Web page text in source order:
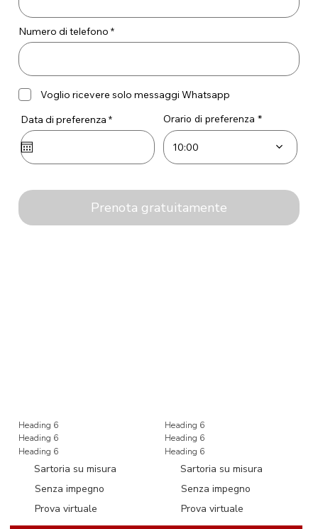
Heading 6
Heading 6
Heading 6
Sartoria su misura
Senza impegno
Prova virtuale
Heading 6
Heading 6
Heading 6
Sartoria su misura
Senza impegno
Prova virtuale
Numero di telefono
Voglio ricevere solo messaggi Whatsapp
Data di preferenza *r
e
r
d
Orario di preferenza
10:00
Prenota gratuitamente